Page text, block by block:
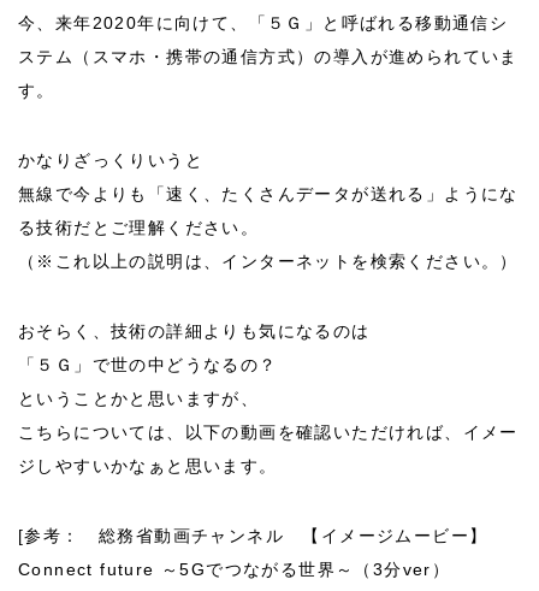
今、来年2020年に向けて、「５Ｇ」と呼ばれる移動通信シ
ステム（スマホ・携帯の通信方式）の導入が進められていま
す。
かなりざっくりいうと
無線で今よりも「速く、たくさんデータが送れる」ようにな
る技術だとご理解ください。
（※これ以上の説明は、インターネットを検索ください。）
おそらく、技術の詳細よりも気になるのは
「５Ｇ」で世の中どうなるの？
ということかと思いますが、
こちらについては、以下の動画を確認いただければ、イメー
ジしやすいかなぁと思います。
[参考： 総務省動画チャンネル 【イメージムービー】
Connect future ～5Gでつながる世界～（3分ver）